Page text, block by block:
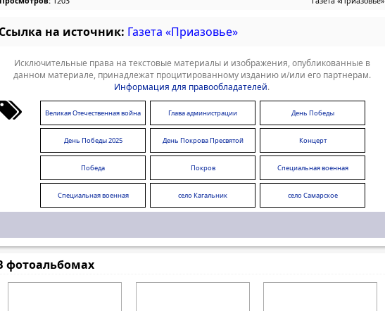
Ссылка на источник: Газета «Приазовье»
Исключительные права на текстовые материалы и изображения, опубликованные в
данном материале, принадлежат процитированному изданию и/или его партнерам.
Информация для правообладателей.
Великая Отечественная война Глава администрации День Победы
День Победы 2025
День Покрова Пресвятой
Богородицы
Концерт
Победа Покров
Специальная военная
операция
Специальная военная
операция
село Кагальник село Самарское
фотоальбомах